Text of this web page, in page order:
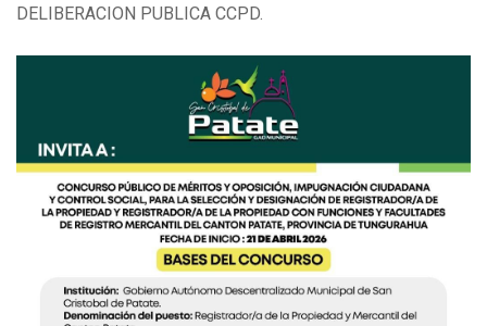
DELIBERACION PUBLICA CCPD.